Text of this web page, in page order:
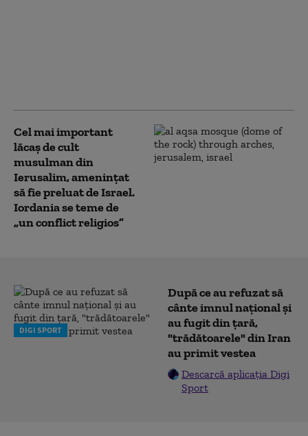
Cel mai important
lăcaş de cult
musulman din
Ierusalim, amenințat
să fie preluat de Israel.
Iordania se teme de
„un conflict religios”
DIGI SPORT
După ce au refuzat să
cânte imnul naţional şi
au fugit din ţară,
"trădătoarele" din Iran
au primit vestea
Descarcă aplicația Digi
Sport